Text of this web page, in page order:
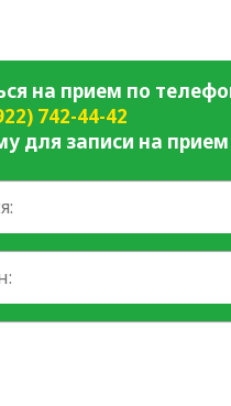
на прием по
742-44-42
для записи на прием